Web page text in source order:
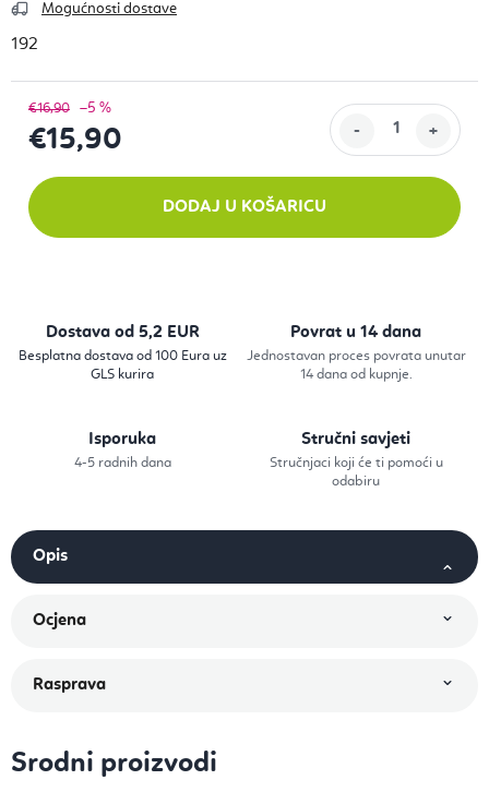
Mogućnosti dostave
192
€16,90 –5 %
€15,90
DODAJ U KOŠARICU
Dostava od 5,2 EUR
Besplatna dostava od 100 Eura uz
GLS kurira
Povrat u 14 dana
Jednostavan proces povrata unutar
14 dana od kupnje.
Isporuka
4-5 radnih dana
Stručni savjeti
Stručnjaci koji će ti pomoći u
odabiru
Srodni proizvodi